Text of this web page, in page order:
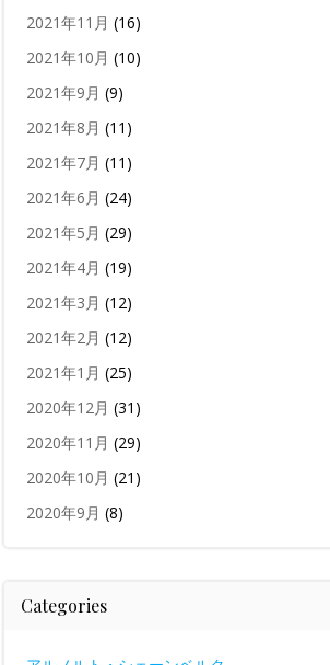
2021年11月 (16)
2021年10月 (10)
2021年9月 (9)
2021年8月 (11)
2021年7月 (11)
2021年6月 (24)
2021年5月 (29)
2021年4月 (19)
2021年3月 (12)
2021年2月 (12)
2021年1月 (25)
2020年12月 (31)
2020年11月 (29)
2020年10月 (21)
2020年9月 (8)
Categories